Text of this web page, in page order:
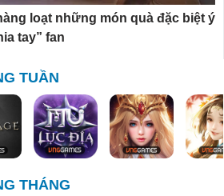
loạt những món quà đặc biệt ý
tay” fan
TUẦN
THÁNG